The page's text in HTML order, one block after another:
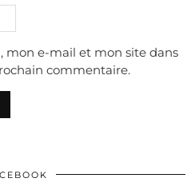
mon e-mail et mon site dans
commentaire.